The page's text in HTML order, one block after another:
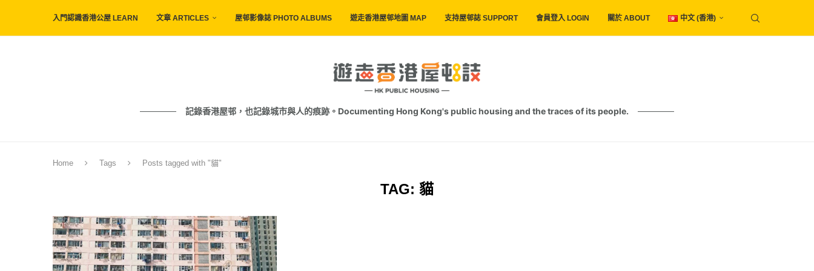
入門認識香港公屋 LEARN 文章 ARTICLES 屋邨影像誌 PHOTO ALBUMS 遊走香港屋邨地圖 MAP 支持屋邨誌 SUPPORT 會員登入 LOGIN 關於 ABOUT 中文 (香港)
記錄香港屋邨，也記錄城市與人的痕跡。Documenting Hong Kong's public housing and the traces of its people.
Home Tags Posts tagged with "貓"
TAG: 貓